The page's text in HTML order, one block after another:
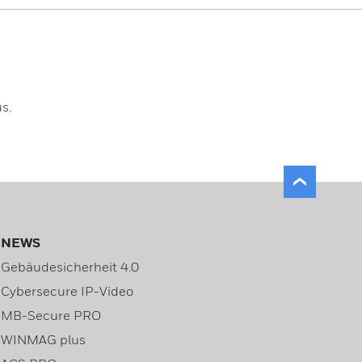
NEWS
Gebäudesicherheit 4.0
Cybersecure IP-Video
MB-Secure PRO
WINMAG plus